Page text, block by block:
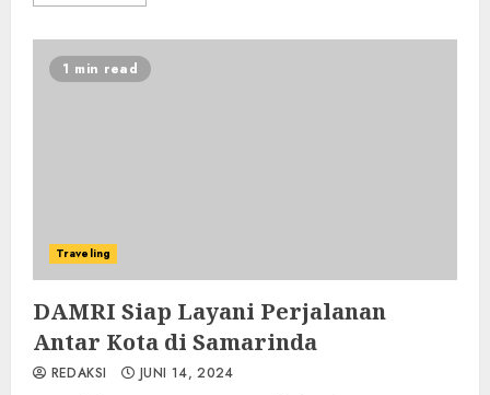
1 min read
Traveling
DAMRI Siap Layani Perjalanan
Antar Kota di Samarinda
REDAKSI JUNI 14, 2024